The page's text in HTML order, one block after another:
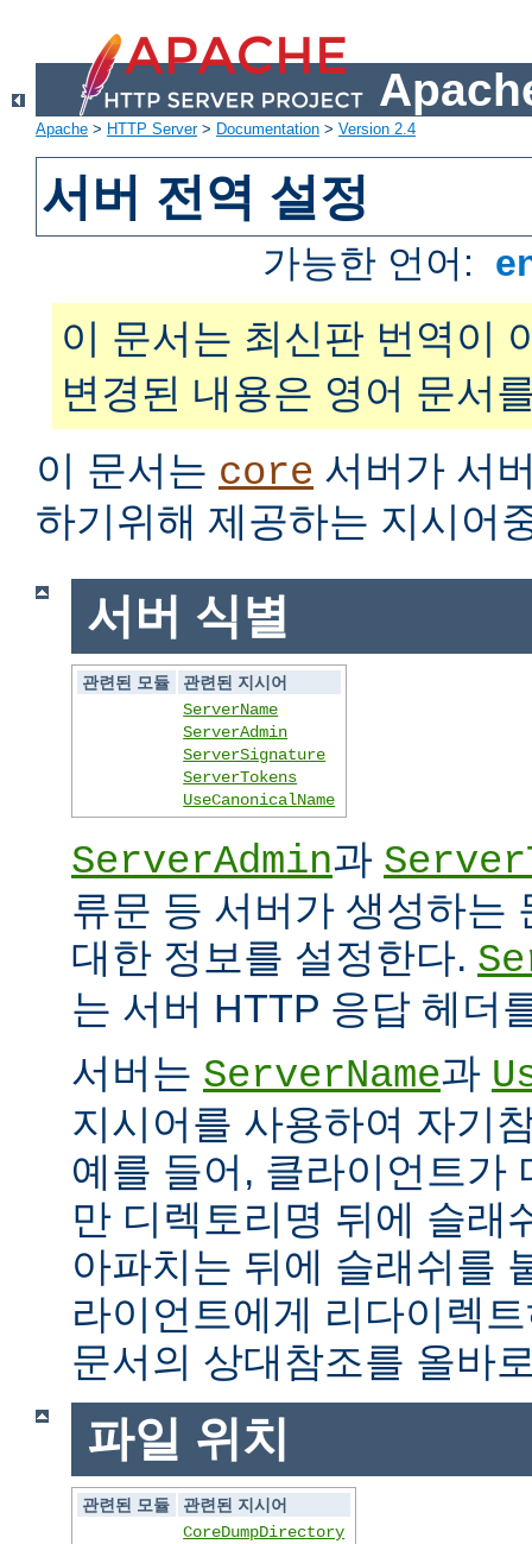
Apache > HTTP Server> Documentation > Version 2.4
서버 전역 설정
가능한 언어:
이 문서는 최신판 번역이
변경된 내용은 영어 문서
이 문서는 core 서버가 서
하기위해 제공하는 지시어
서버 식별
관련된 모듈
관련된 지시어
ServerName
ServerAdmin
ServerSignature
ServerTokens
UseCanonicalName
ServerAdmin과
류문 등 서버가 생성하는
대한 정보를 설정한다.
는 서버 HTTP 응답 헤더
서버는 ServerName과
지시어를 사용하여 자기
예를 들어, 클라이언트가
만 디렉토리명 뒤에 슬래
아파치는 뒤에 슬래쉬를
라이언트에게 리다이렉
문서의 상대참조를 올바
파일 위치
관련된 모듈
관련된 지시어
CoreDumpDirectory